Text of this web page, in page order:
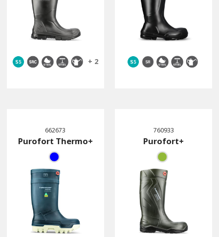
+ 2
662673
Purofort Thermo+
760933
Purofort+